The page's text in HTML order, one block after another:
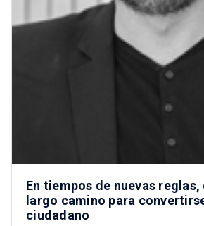
En tiempos de nuevas reglas,
largo camino para
ciudadano